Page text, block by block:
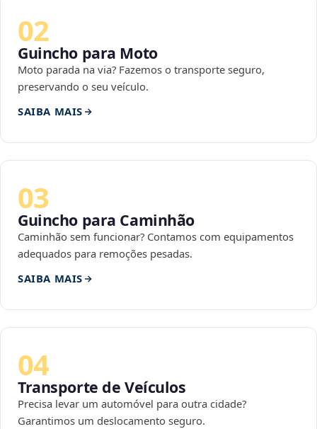
02
Guincho para Moto
Moto parada na via? Fazemos o transporte seguro,
preservando o seu veículo.
SAIBA MAIS
03
Guincho para Caminhão
Caminhão sem funcionar? Contamos com equipamentos
adequados para remoções pesadas.
SAIBA MAIS
04
Transporte de Veículos
Precisa levar um automóvel para outra cidade?
Garantimos um deslocamento seguro.